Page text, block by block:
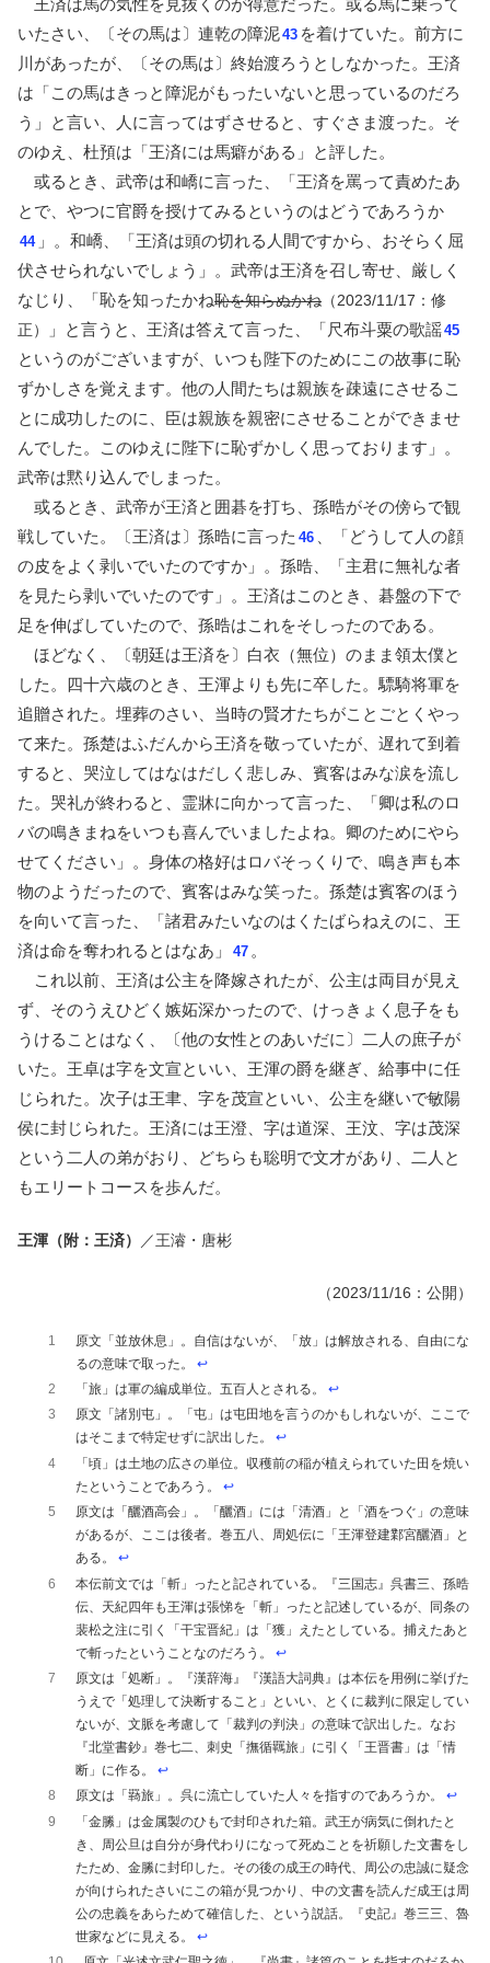
いたさい、〔その馬は〕連乾の障泥43 を着けていた。前方に
川があったが、〔その馬は〕終始渡ろうとしなかった。王済
は「この馬はきっと障泥がもったいないと思っているのだろ
う」と言い、人に言ってはずさせると、すぐさま渡った。そ
のゆえ、杜預は「王済には馬癖がある」と評した。
或るとき、武帝は和嶠に言った、「王済を罵って責めたあ
とで、やつに官爵を授けてみるというのはどうであろうか
44 」。和嶠、「王済は頭の切れる人間ですから、おそらく屈
伏させられないでしょう」。武帝は王済を召し寄せ、厳しく
なじり、「恥を知ったかね恥を知らぬかね （2023/11/17：修
正）
」と言うと、王済は答えて言った、「尺布斗粟の歌謡45
というのがございますが、いつも陛下のためにこの故事に恥
ずかしさを覚えます。他の人間たちは親族を疎遠にさせるこ
とに成功したのに、臣は親族を親密にさせることができませ
んでした。このゆえに陛下に恥ずかしく思っております」。
武帝は黙り込んでしまった。
或るとき、武帝が王済と囲碁を打ち、孫晧がその傍らで観
戦していた。〔王済は〕孫晧に言った 46
、「どうして人の顔
の皮をよく剥いでいたのですか」。孫晧、「主君に無礼な者
を見たら剥いでいたのです」。王済はこのとき、碁盤の下で
足を伸ばしていたので、孫晧はこれをそしったのである。
ほどなく、〔朝廷は王済を〕白衣（無位）のまま領太僕と
した。四十六歳のとき、王渾よりも先に卒した。驃騎将軍を
追贈された。埋葬のさい、当時の賢才たちがことごとくやっ
て来た。孫楚はふだんから王済を敬っていたが、遅れて到着
すると、哭泣してはなはだしく悲しみ、賓客はみな涙を流し
た。哭礼が終わると、霊牀に向かって言った、「卿は私のロ
バの鳴きまねをいつも喜んでいましたよね。卿のためにやら
せてください」。身体の格好はロバそっくりで、鳴き声も本
物のようだったので、賓客はみな笑った。孫楚は賓客のほう
を向いて言った、「諸君みたいなのはくたばらねえのに、王
済は命を奪われるとはなあ」
47 。
これ以前、王済は公主を降嫁されたが、公主は両目が見え
ず、そのうえひどく嫉妬深かったので、けっきょく息子をも
うけることはなく、〔他の女性とのあいだに〕二人の庶子が
いた。王卓は字を文宣といい、王渾の爵を継ぎ、給事中に任
じられた。次子は王聿、字を茂宣といい、公主を継いで敏陽
侯に封じられた。王済には王澄、字は道深、王汶、字は茂深
という二人の弟がおり、どちらも聡明で文才があり、二人と
もエリートコースを歩んだ。
王渾（附：王済） ／王濬・唐彬
（2023/11/16：公開）
1
原文「並放休息」。自信はないが、「放」は解放される、自由にな
るの意味で取った。↩︎
2
「旅」は軍の編成単位。五百人とされる。↩︎
3
原文「諸別屯」。「屯」は屯田地を言うのかもしれないが、ここで
はそこまで特定せずに訳出した。↩︎
4
「頃」は土地の広さの単位。収穫前の稲が植えられていた田を焼い
たということであろう。↩︎
5
原文は「釃酒高会」。「釃酒」には「清酒」と「酒をつぐ」の意味
があるが、ここは後者。巻五八、周処伝に「王渾登建鄴宮釃酒」と
ある。↩︎
6
本伝前文では「斬」ったと記されている。『三国志』呉書三、孫晧
伝、天紀四年も王渾は張悌を「斬」ったと記述しているが、同条の
裴松之注に引く「干宝晋紀」は「獲」えたとしている。捕えたあと
で斬ったということなのだろう。↩︎
7
原文は「処断」。『漢辞海』『漢語大詞典』は本伝を用例に挙げた
うえで「処理して決断すること」といい、とくに裁判に限定してい
ないが、文脈を考慮して「裁判の判決」の意味で訳出した。なお
『北堂書鈔』巻七二、刺史「撫循羈旅」に引く「王晋書」は「情
断」に作る。↩︎
8
原文は「羇旅」。呉に流亡していた人々を指すのであろうか。↩︎
9
「金縢」は金属製のひもで封印された箱。武王が病気に倒れたと
き、周公旦は自分が身代わりになって死ぬことを祈願した文書をし
たため、金縢に封印した。その後の成王の時代、周公の忠誠に疑念
が向けられたさいにこの箱が見つかり、中の文書を読んだ成王は周
公の忠義をあらためて確信した、という説話。『史記』巻三三、魯
世家などに見える。↩︎